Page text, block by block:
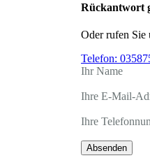
Rückantwort
Oder rufen Sie
Telefon:
Ihr Name
Ihre E-Mail-
Ihre
Absenden